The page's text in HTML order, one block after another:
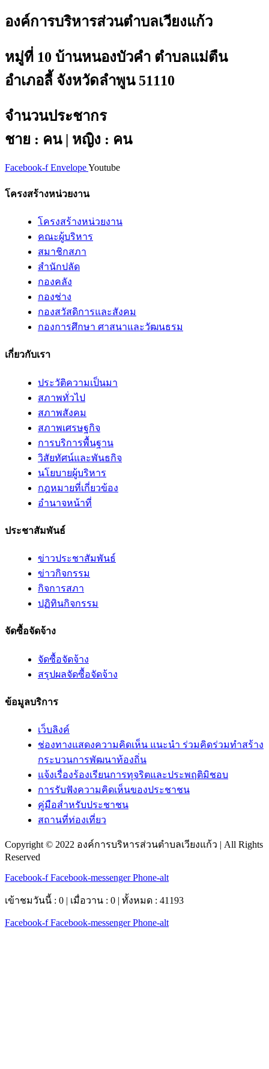
องค์การบริหารส่วนตำบลเวียงแก้ว
หมู่ที่ 10 บ้านหนองบัวคำ ตำบลแม่ตืน
อำเภอลี้ จังหวัดลำพูน 51110
จำนวนประชากร
ชาย : คน | หญิง : คน
Facebook-f EnvelopeYoutube
โครงสร้างหน่วยงาน
โครงสร้างหน่วยงาน
คณะผู้บริหาร
สมาชิกสภา
สำนักปลัด
กองคลัง
กองช่าง
กองสวัสดิการและสังคม
กองการศึกษา ศาสนาและวัฒนธรม
เกี่ยวกับเรา
ประวัติความเป็นมา
สภาพทั่วไป
สภาพสังคม
สภาพเศรษฐกิจ
การบริการพื้นฐาน
วิสัยทัศน์และพันธกิจ
นโยบายผู้บริหาร
กฎหมายที่เกี่ยวข้อง
อํานาจหน้าที่
ประชาสัมพันธ์
ข่าวประชาสัมพันธ์
ข่าวกิจกรรม
กิจการสภา
ปฏิทินกิจกรรม
จัดซื้อจัดจ้าง
จัดซื้อจัดจ้าง
สรุปผลจัดซื้อจัดจ้าง
ข้อมูลบริการ
เว็บลิงค์
ช่องทางแสดงความคิดเห็น แนะนำ ร่วมคิดร่วมทำสร้าง
กระบวนการพัฒนาท้องถิ่น
แจ้งเรื่องร้องเรียนการทุจริตและประพฤติมิชอบ
การรับฟังความคิดเห็นของประชาชน
คู่มือสำหรับประชาชน
สถานที่ท่องเที่ยว
Copyright © 2022 องค์การบริหารส่วนตำบลเวียงแก้ว | All Rights
Reserved
Facebook-f Facebook-messenger Phone-alt
เข้าชมวันนี้ : 0 | เมื่อวาน : 0 | ทั้งหมด : 41193
Facebook-f Facebook-messenger Phone-alt